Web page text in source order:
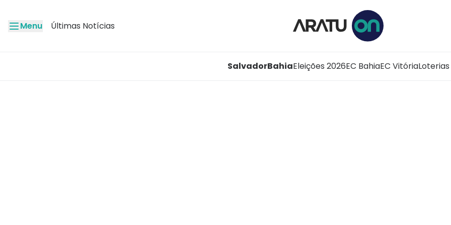
Menu Últimas Notícias
SalvadorBahiaEleições 2026EC BahiaEC VitóriaLoterias